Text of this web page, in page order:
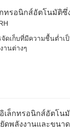
ทรอนิกส์อัตโนมัติ
รจัดเก็บที่มีความชื้น
านต่างๆ
เล็กทรอนิกส์อัตโน
ดพลังงานและขนา